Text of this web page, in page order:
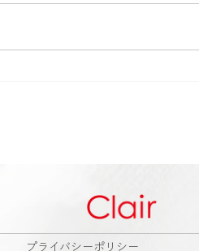
​プライバシーポリシー